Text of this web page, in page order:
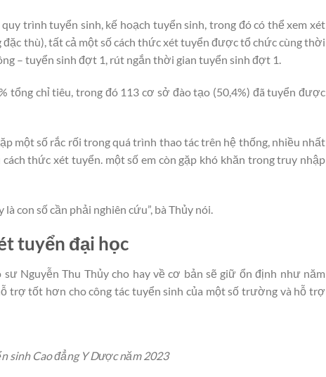
trình tuyển sinh, kế hoạch tuyển sinh, trong đó có thể xem xét
thù), tất cả một số cách thức xét tuyển được tổ chức cùng thời
– tuyển sinh đợt 1, rút ngắn thời gian tuyển sinh đợt 1.
tổng chỉ tiêu, trong đó 113 cơ sở đào tạo (50,4%) đã tuyển được
một số rắc rối trong quá trình thao tác trên hệ thống, nhiều nhất
thức xét tuyển. một số em còn gặp khó khăn trong truy nhập
con số cần phải nghiên cứu”, bà Thủy nói.
tuyển đại học
Nguyễn Thu Thủy cho hay về cơ bản sẽ giữ ổn định như năm
trợ tốt hơn cho công tác tuyển sinh của một số trường và hỗ trợ
sinh Cao đẳng Y Dược năm 2023